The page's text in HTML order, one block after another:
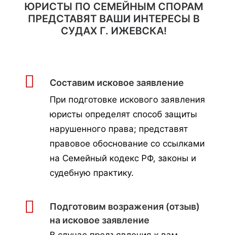
ЮРИСТЫ ПО СЕМЕЙНЫМ СПОРАМ
ПРЕДСТАВЯТ ВАШИ ИНТЕРЕСЫ В
СУДАХ Г. ИЖЕВСКА!
Составим исковое заявление
При подготовке искового заявления
юристы определят способ защиты
нарушенного права; представят
правовое обоснование со ссылками
на Семейный кодекс РФ, законы и
судебную практику.
Подготовим возражения (отзыв)
на исковое заявление